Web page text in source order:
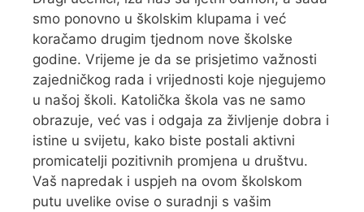
smo ponovno u školskim klupama i već
koračamo drugim tjednom nove školske
godine. Vrijeme je da se prisjetimo važnosti
zajedničkog rada i vrijednosti koje njegujemo
u našoj školi. Katolička škola vas ne samo
obrazuje, već vas i odgaja za življenje dobra i
istine u svijetu, kako biste postali aktivni
promicatelji pozitivnih promjena u društvu.
Vaš napredak i uspjeh na ovom školskom
putu uvelike ovise o suradnji s vašim